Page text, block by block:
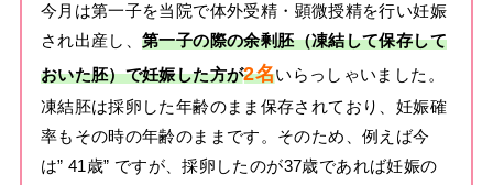
今月は第一子を当院で体外受精・顕微授精を行い妊娠
され出産し
、第一子の際の余剰胚（凍結して保存して
おいた胚）で妊娠した方が2名いらっしゃいました。
凍結胚は採卵した年齢のまま保存されており、妊娠確
率もその時の年齢のままです。そのため、例えば今
は” 41歳” ですが、採卵したのが37歳であれば妊娠の